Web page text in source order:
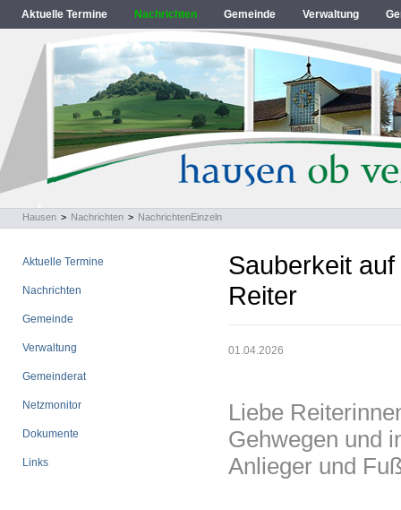
Aktuelle Termine Nachrichten Gemeinde Verwaltung
Hausen > Nachrichten > NachrichtenEinzeln
Aktuelle Termine
Nachrichten
Gemeinde
Verwaltung
Gemeinderat
Netzmonitor
Dokumente
Links
Sauberkeit
Reiter
01.04.2026
Liebe
Gehwegen und
Anlieger und